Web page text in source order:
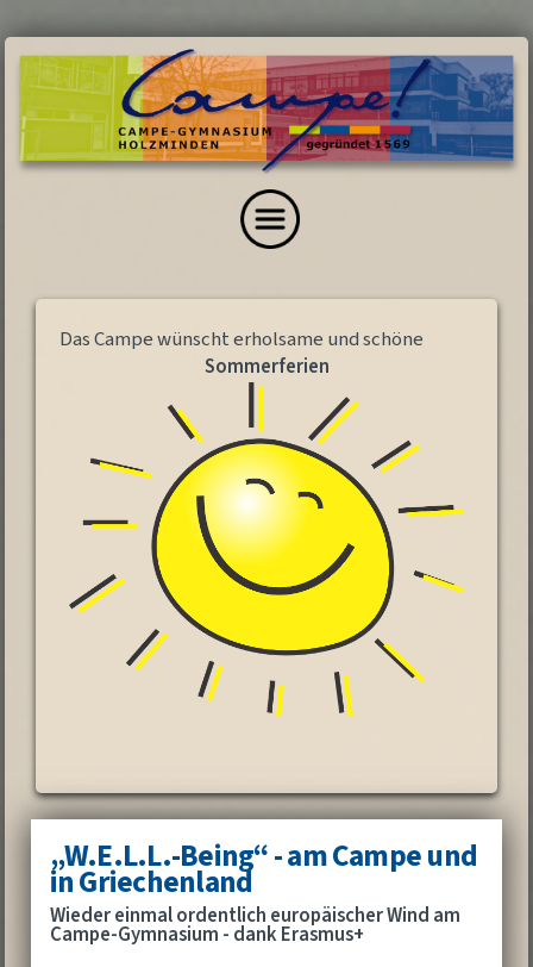
Das Campe wünscht erholsame und schöne
Sommerferien
„W.E.L.L.-Being“ - am Campe und
in Griechenland
Wieder einmal ordentlich europäischer Wind am
Campe-Gymnasium - dank Erasmus+